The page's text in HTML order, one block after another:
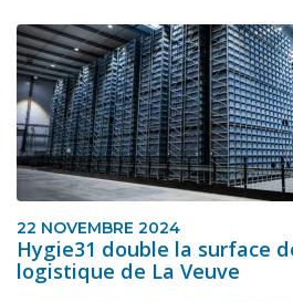
22 NOVEMBRE 2024
Hygie31 double la surface
logistique de La Veuve